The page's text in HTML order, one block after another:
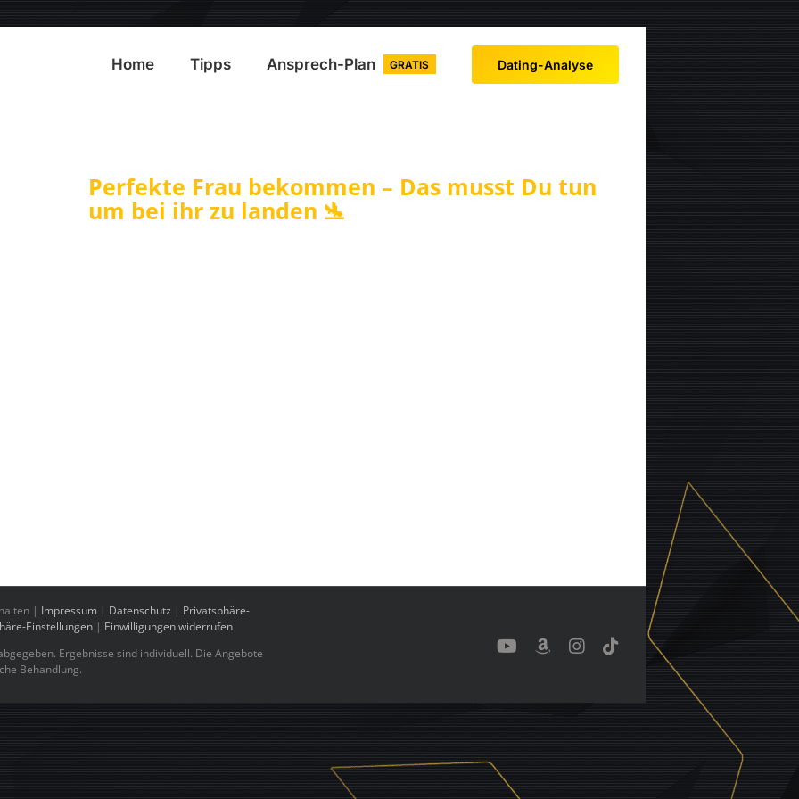
Home Tipps Ansprech-Plan GRATIS Dating-Analyse
Perfekte Frau bekommen – Das musst Du tun
um bei ihr zu landen 🛬
| Impressum | Datenschutz | Privatsphäre-
Einstellungen | Einwilligungen widerrufen
Ergebnisse sind individuell. Die Angebote
Behandlung.
YouTubeBenutzerdefiniert
Instagram
Tiktok